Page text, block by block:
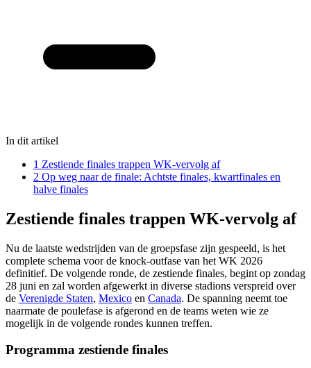
In dit artikel
1 Zestiende finales trappen WK-vervolg af
2 Op weg naar de finale: Achtste finales, kwartfinales en
halve finales
Zestiende finales trappen WK-vervolg af
Nu de laatste wedstrijden van de groepsfase zijn gespeeld, is het
complete schema voor de knock-outfase van het WK 2026
definitief. De volgende ronde, de zestiende finales, begint op zondag
28 juni en zal worden afgewerkt in diverse stadions verspreid over
de Verenigde Staten, Mexico en Canada. De spanning neemt toe
naarmate de poulefase is afgerond en de teams weten wie ze
mogelijk in de volgende rondes kunnen treffen.
Programma zestiende finales